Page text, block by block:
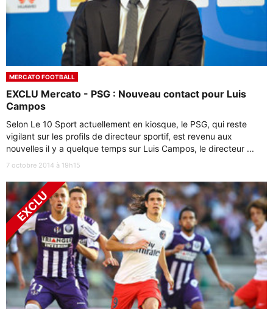
MERCATO FOOTBALL
EXCLU Mercato - PSG : Nouveau contact pour Luis
Campos
Selon Le 10 Sport actuellement en kiosque, le PSG, qui reste
vigilant sur les profils de directeur sportif, est revenu aux
nouvelles il y a quelque temps sur Luis Campos, le directeur ...
7 octobre 2014 à 19h15